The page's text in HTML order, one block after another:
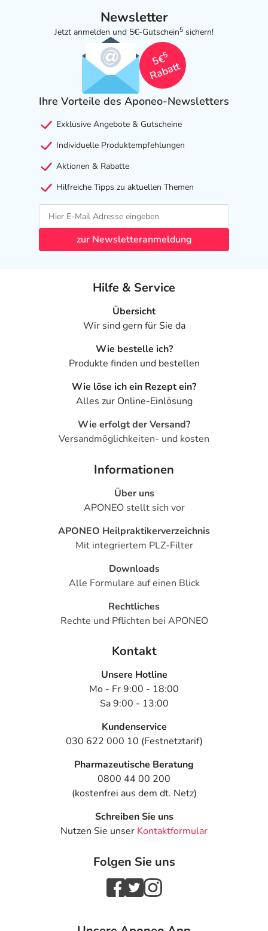
Newsletter
Jetzt anmelden und 5€-Gutschein5 sichern!
5€
5
Rabatt
Ihre Vorteile des Aponeo-Newsletters
Exklusive Angebote & Gutscheine
Individuelle Produktempfehlungen
Aktionen & Rabatte
Hilfreiche Tipps zu aktuellen Themen
zur Newsletteranmeldung
Hilfe & Service
Übersicht
Wir sind gern für Sie da
Wie bestelle ich?
Produkte finden und bestellen
Wie löse ich ein Rezept ein?
Alles zur Online-Einlösung
Wie erfolgt der Versand?
Versandmöglichkeiten- und kosten
Informationen
Über uns
APONEO stellt sich vor
APONEO Heilpraktikerverzeichnis
Mit integriertem PLZ-Filter
Downloads
Alle Formulare auf einen Blick
Rechtliches
Rechte und Pflichten bei APONEO
Kontakt
Unsere Hotline
Mo - Fr 9:00 - 18:00
Sa 9:00 - 13:00
Kundenservice
030 622 000 10 (Festnetztarif)
Pharmazeutische Beratung
0800 44 00 200
(kostenfrei aus dem dt. Netz)
Schreiben Sie uns
Nutzen Sie unser Kontaktformular
Folgen Sie uns